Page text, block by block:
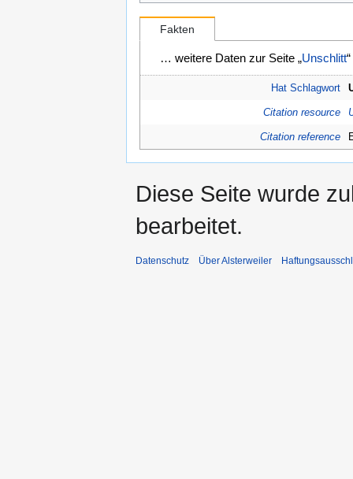
Fakten
… weitere Daten zur Seite „Unschlitt“
Hat Schlagwort
Citation resource
Citation reference
Diese Seite wurde
bearbeitet.
Datenschutz Über Alsterweiler